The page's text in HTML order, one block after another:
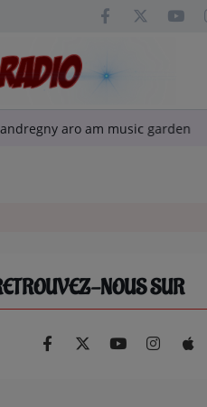
isan’andra mitandregny aro
NOUS SUR